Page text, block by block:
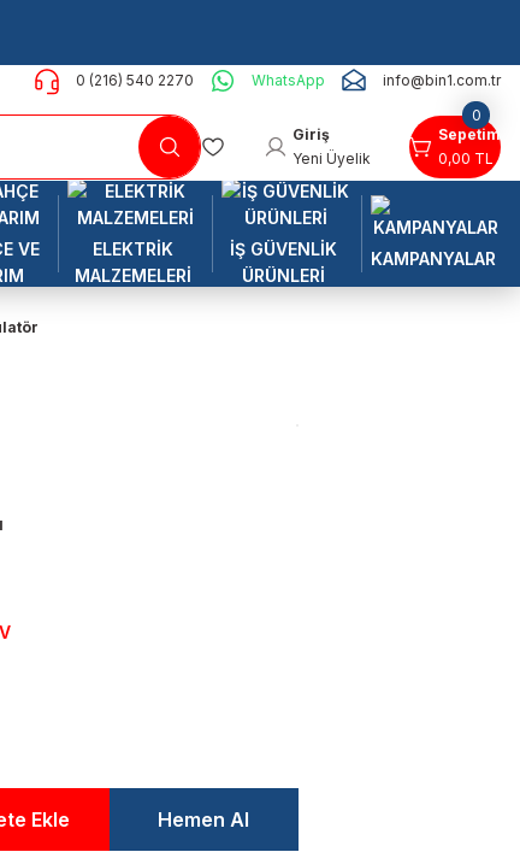
0 (216) 540 2270 WhatsApp info@bin1.com.tr
Giriş
Yeni Üyelik
Sepetim
0,00 TL
0
VE
ELEKTRİK
MALZEMELERİ
İŞ GÜVENLİK
ÜRÜNLERİ
KAMPANYALAR
Ekle Hemen Al